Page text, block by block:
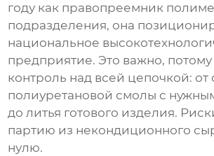
году как правопреемник
подразделения, она
национальное
предприятие. Это важно, потому
контроль над всей цепочкой: от
полиуретановой смолы с
до литья готового изделия.
партию из некондиционного
нулю.